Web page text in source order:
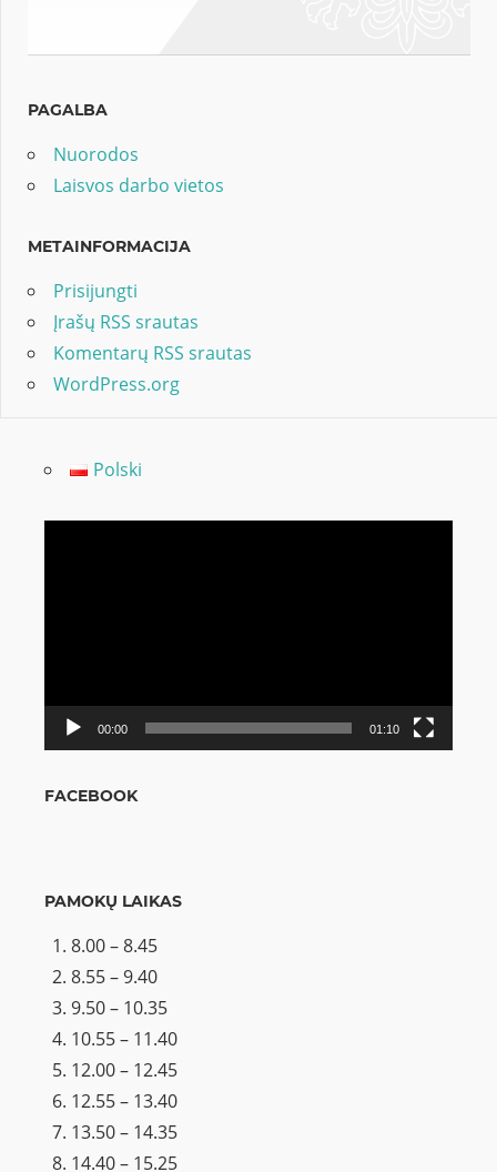
PAGALBA
Nuorodos
Laisvos darbo vietos
METAINFORMACIJA
Prisijungti
Įrašų RSS srautas
Komentarų RSS srautas
WordPress.org
Polski
00:00 01:10
FACEBOOK
PAMOKŲ LAIKAS
8.00 – 8.45
8.55 – 9.40
9.50 – 10.35
10.55 – 11.40
12.00 – 12.45
12.55 – 13.40
13.50 – 14.35
14.40 – 15.25